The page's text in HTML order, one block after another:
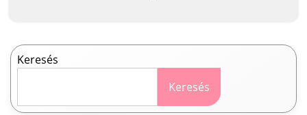
Keresés
Keresés